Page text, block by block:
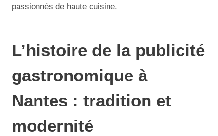
passionnés de haute cuisine.
L’histoire de la publicité
gastronomique à
Nantes : tradition et
modernité